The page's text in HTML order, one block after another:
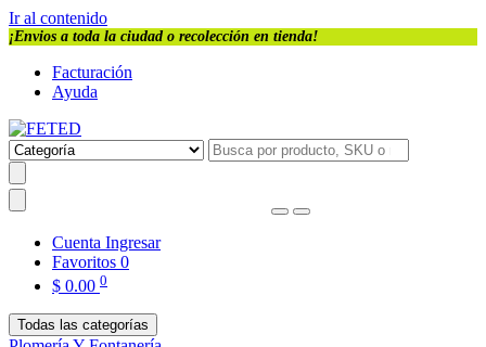
Ir al contenido
¡Envios a toda la ciudad o recolección en tienda!
Facturación
Ayuda
Cuenta Ingresar
Favoritos 0
$ 0.00 0
Todas las categorías